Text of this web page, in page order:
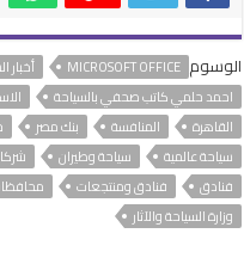
الوسوم MICROSOFT OFFICE أخبار
احمد حلمي كاتب صحفي بالسياحة
القاهرة
المنافسة بنك مصر
سياحة عالمية
سياحة وطيران
فنادق
فنادق ومنتجعات
وزارة السياحة والآثار